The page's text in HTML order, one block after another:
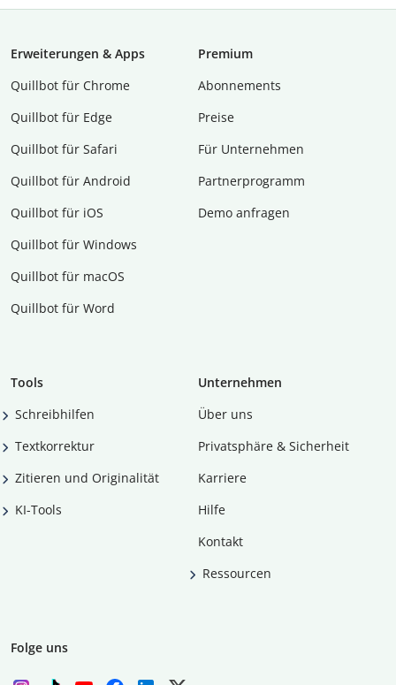
Erweiterungen & Apps
Quillbot für Chrome
Quillbot für Edge
Quillbot für Safari
Quillbot für Android
Quillbot für iOS
Quillbot für Windows
Quillbot für macOS
Quillbot für Word
Premium
Abon­ne­ments
Preise
Für Unternehmen
Partnerprogramm
Demo anfragen
Tools
Schreibhilfen
Textkorrektur
Zitieren und Originalität
KI-Tools
Unternehmen
Über uns
Privatsphäre & Sicherheit
Karriere
Hilfe
Kontakt
Ressourcen
Folge uns